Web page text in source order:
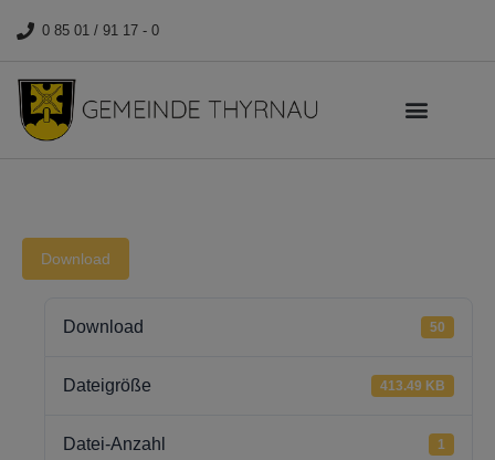
0 85 01 / 91 17 - 0
Download
Download 50
Dateigröße 413.49 KB
Datei-Anzahl 1